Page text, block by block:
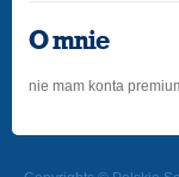
O mnie
nie mam konta